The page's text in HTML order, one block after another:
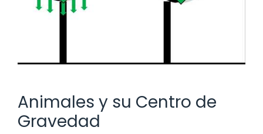
Animales y su Centro de
Gravedad